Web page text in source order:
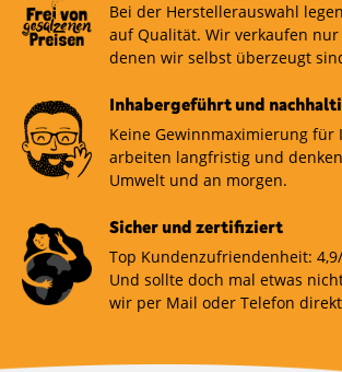
Bei der Herstellerauswahl
auf Qualität. Wir verkaufen nur
denen wir selbst überzeugt
Inhabergeführt und
Keine Gewinnmaximierung für
arbeiten langfristig und
Umwelt und an morgen.
Sicher und zertifiziert
Top Kundenzufriendenheit:
Und sollte doch mal etwas
wir per Mail oder Telefon